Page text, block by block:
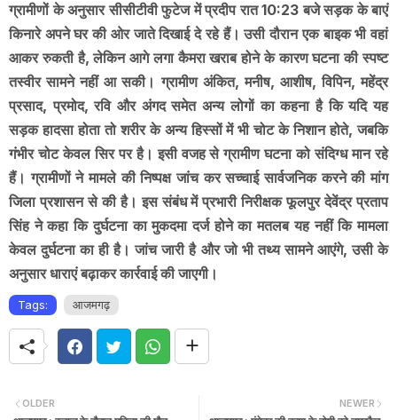
ग्रामीणों के अनुसार सीसीटीवी फुटेज में प्रदीप रात 10:23 बजे सड़क के बाएं
किनारे अपने घर की ओर जाते दिखाई दे रहे हैं। उसी दौरान एक बाइक भी वहां
आकर रुकती है, लेकिन आगे लगा कैमरा खराब होने के कारण घटना की स्पष्ट
तस्वीर सामने नहीं आ सकी। ग्रामीण अंकित, मनीष, आशीष, विपिन, महेंद्र
प्रसाद, प्रमोद, रवि और अंगद समेत अन्य लोगों का कहना है कि यदि यह
सड़क हादसा होता तो शरीर के अन्य हिस्सों में भी चोट के निशान होते, जबकि
गंभीर चोट केवल सिर पर है। इसी वजह से ग्रामीण घटना को संदिग्ध मान रहे
हैं। ग्रामीणों ने मामले की निष्पक्ष जांच कर सच्चाई सार्वजनिक करने की मांग
जिला प्रशासन से की है। इस संबंध में प्रभारी निरीक्षक फूलपुर देवेंद्र प्रताप
सिंह ने कहा कि दुर्घटना का मुकदमा दर्ज होने का मतलब यह नहीं कि मामला
केवल दुर्घटना का ही है। जांच जारी है और जो भी तथ्य सामने आएंगे, उसी के
अनुसार धाराएं बढ़ाकर कार्रवाई की जाएगी।
Tags: आजमगढ़
NEWER
OLDER